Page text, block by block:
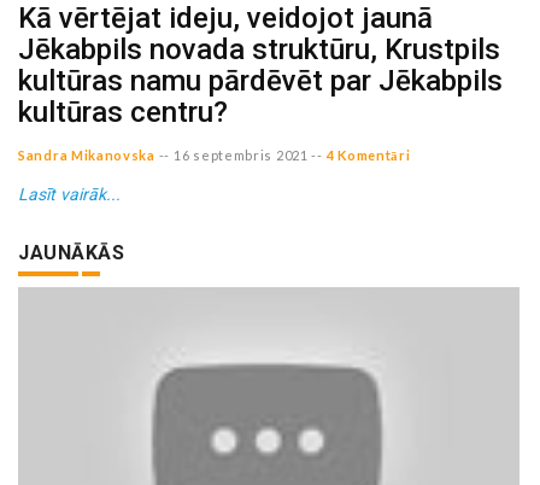
Kā vērtējat ideju, veidojot jaunā
Jēkabpils novada struktūru, Krustpils
kultūras namu pārdēvēt par Jēkabpils
kultūras centru?
Sandra Mikanovska -- 16 septembris 2021 -- 4 Komentāri
Lasīt vairāk...
JAUNĀKĀS